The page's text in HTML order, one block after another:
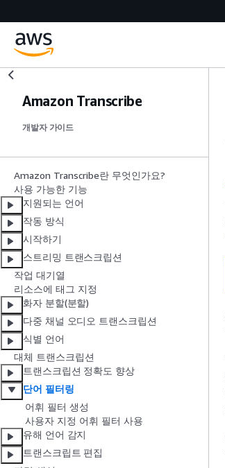
Amazon Transcribe
개발자 가이드
Amazon Transcribe란 무엇인가요?
사용 가능한 기능
지원되는 언어
작동 방식
시작하기
스트리밍 트랜스크립션
작업 대기열
리소스에 태그 지정
화자 분할(분할)
다중 채널 오디오 트랜스크립션
식별 언어
대체 트랜스크립션
트랜스크립션 정확도 향상
단어 필터링
어휘 필터 생성
사용자 지정 어휘 필터 사용
유해 언어 감지
트랜스크립트 편집